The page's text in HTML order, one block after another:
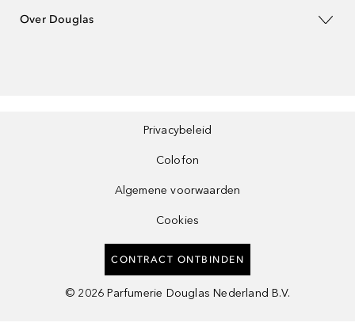
Over Douglas
Privacybeleid
Colofon
Algemene voorwaarden
Cookies
CONTRACT ONTBINDEN
© 2026 Parfumerie Douglas Nederland B.V.